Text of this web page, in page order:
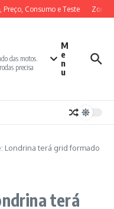
Consumo e Teste Zontes
das motos.
precisa
M
e
n
u
Londrina terá grid formado
terá